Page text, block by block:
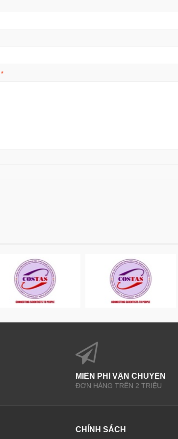
*
MIỄN PHÍ VẬN CHUYỂN
ĐƠN HÀNG TRÊN 2 TRIỆU
CHÍNH SÁCH